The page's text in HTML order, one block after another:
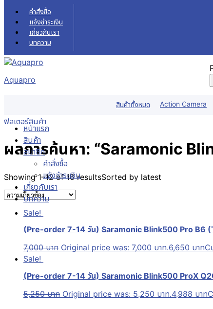
Skip to content
คำสั่งซื้อ
แจ้งชำระเงิน
เกี่ยวกับเรา
บทความ
Aquapro
สินค้าทั้งหมด Action Camera
หน้าแรก
สินค้า
สมาชิก
คำสั่งซื้อ
แจ้งชำระเงิน
เกี่ยวกับเรา
บทความ
ผลการค้นหา Saramonic Blink 500
ฟิลเตอร์สินค้า
ผลการค้นหา: “Saramonic
Showing 1–12 of 16 resultsSorted by latest
Sale!
(Pre-order 7-14 วัน) Saramonic Blink500 Pro B6
7,000บาท Original price was: 7,000 บาท.6,650 บาท
Sale!
(Pre-order 7-14 วัน) Saramonic Blink500 ProX
5,250บาท Original price was: 5,250 บาท.4,988 บาท